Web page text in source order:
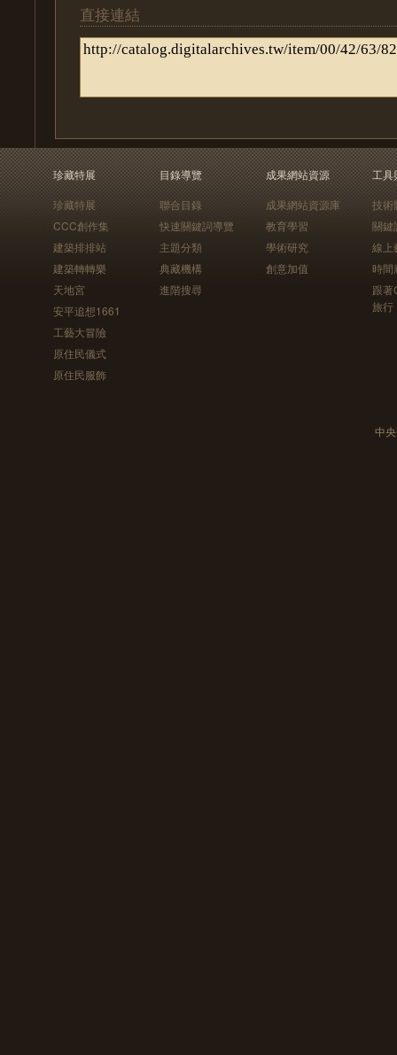
直接連結
珍藏特展
珍藏特展
CCC創作集
建築排排站
建築轉轉樂
天地宮
安平追想1661
工藝大冒險
原住民儀式
原住民服飾
目錄導覽
聯合目錄
快速關鍵詞導覽
主題分類
典藏機構
進階搜尋
成果網站資源
成果網站資源庫
教育學習
學術研究
創意加值
工具
技術
關鍵
線上
時間
跟
旅行
中